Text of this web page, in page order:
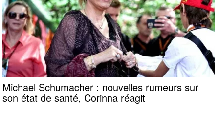
Michael Schumacher : nouvelles rumeurs sur
son état de santé, Corinna réagit